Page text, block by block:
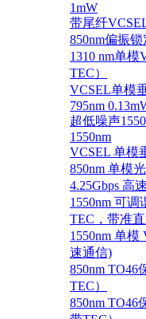
1mW
带尾纤
850nm偏振
1310 nm单
TEC）
VCSEL单模
795nm
超低噪声
1550nm
VCSEL 单模
850nm 单模
4.25Gbps 高
1550nm 可
TEC，带准直
1550nm 单模
速通信)
850nm TO46
TEC）
850nm TO46